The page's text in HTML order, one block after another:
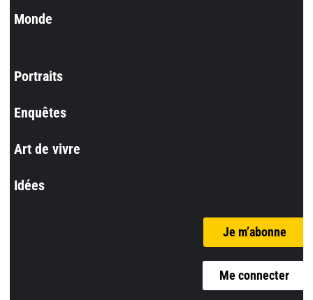
Monde
Portraits
Enquêtes
Art de vivre
Idées
Je m’abonne
Me connecter